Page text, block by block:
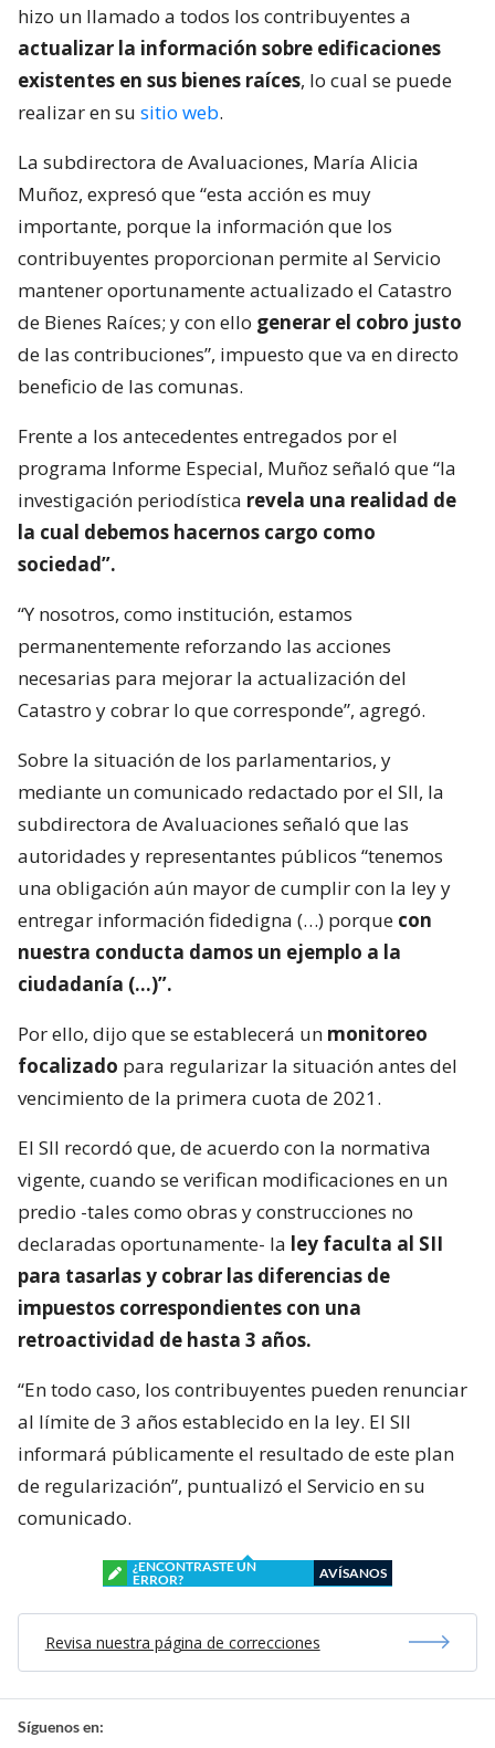
hizo un llamado a todos los contribuyentes a
actualizar la información sobre edificaciones
existentes en sus bienes raíces, lo cual se puede
realizar en su sitio web.
La subdirectora de Avaluaciones, María Alicia
Muñoz, expresó que “esta acción es muy
importante, porque la información que los
contribuyentes proporcionan permite al Servicio
mantener oportunamente actualizado el Catastro
de Bienes Raíces; y con ello generar el cobro justo
de las contribuciones”, impuesto que va en directo
beneficio de las comunas.
Frente a los antecedentes entregados por el
programa Informe Especial, Muñoz señaló que “la
investigación periodística revela una realidad de
la cual debemos hacernos cargo como
sociedad”.
“Y nosotros, como institución, estamos
permanentemente reforzando las acciones
necesarias para mejorar la actualización del
Catastro y cobrar lo que corresponde”, agregó.
Sobre la situación de los parlamentarios, y
mediante un comunicado redactado por el SII, la
subdirectora de Avaluaciones señaló que las
autoridades y representantes públicos “tenemos
una obligación aún mayor de cumplir con la ley y
entregar información fidedigna (…) porque con
nuestra conducta damos un ejemplo a la
ciudadanía (…)”.
Por ello, dijo que se establecerá un monitoreo
focalizado para regularizar la situación antes del
vencimiento de la primera cuota de 2021.
El SII recordó que, de acuerdo con la normativa
vigente, cuando se verifican modificaciones en un
predio -tales como obras y construcciones no
declaradas oportunamente- la ley faculta al SII
para tasarlas y cobrar las diferencias de
impuestos correspondientes con una
retroactividad de hasta 3 años.
“En todo caso, los contribuyentes pueden renunciar
al límite de 3 años establecido en la ley. El SII
informará públicamente el resultado de este plan
de regularización”, puntualizó el Servicio en su
comunicado.
¿ENCONTRASTE UN
ERROR?
AVÍSANOS
Revisa nuestra página de correcciones
Síguenos en: